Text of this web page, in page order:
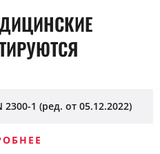
1 (ред. от 05.12.2022)